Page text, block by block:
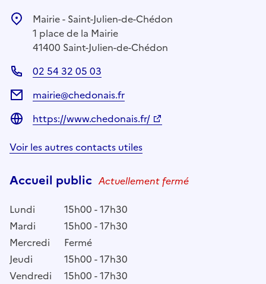
Mairie - Saint-Julien-de-Chédon
1 place de la Mairie
41400 Saint-Julien-de-Chédon
02 54 32 05 03
mairie@chedonais.fr
https://www.chedonais.fr/
Voir les autres contacts utiles
Accueil public Actuellement fermé
Lundi
15h00 - 17h30
Mardi
15h00 - 17h30
Mercredi
Fermé
Jeudi
15h00 - 17h30
Vendredi
15h00 - 17h30